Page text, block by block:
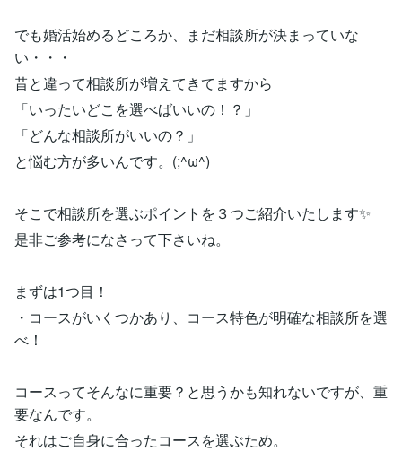
でも婚活始めるどころか、まだ相談所が決まっていな
い・・・
昔と違って相談所が増えてきてますから
「いったいどこを選べばいいの！？」
「どんな相談所がいいの？」
と悩む方が多いんです。(;^ω^)
そこで相談所を選ぶポイントを３つご紹介いたします✨
是非ご参考になさって下さいね。
まずは1つ目！
・コースがいくつかあり、コース特色が明確な相談所を選
べ！
コースってそんなに重要？と思うかも知れないですが、重
要なんです。
それはご自身に合ったコースを選ぶため。